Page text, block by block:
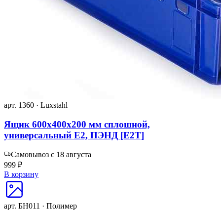
арт. 1360 · Luxstahl
Ящик 600х400х200 мм сплошной,
универсальный Е2, ПЭНД [Е2Т]
Самовывоз с 18 августа
999 ₽
В корзину
арт. БН011 · Полимер